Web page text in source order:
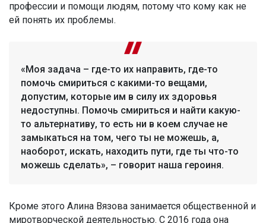
профессии и помощи людям, потому что кому как не
ей понять их проблемы.
«Моя задача – где-то их направить, где-то
помочь смириться с какими-то вещами,
допустим, которые им в силу их здоровья
недоступны. Помочь смириться и найти какую-
то альтернативу, то есть ни в коем случае не
замыкаться на том, чего ты не можешь, а,
наоборот, искать, находить пути, где ты что-то
можешь сделать», – говорит наша героиня.
Кроме этого Алина Вязова занимается общественной и
миротворческой деятельностью. С 2016 года она